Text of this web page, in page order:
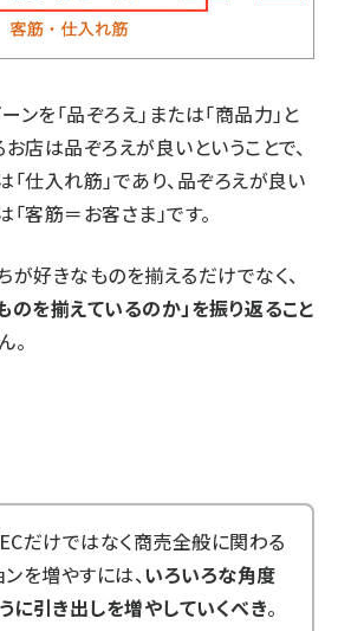
を「品ぞろえ」または「商品力」と
店は品ぞろえが良いということで、
仕入れ筋」であり、品ぞろえが良い
客筋＝お客さま」です。
が好きなものを揃えるだけでなく、
のを揃えているのか」を振り返ること
。
だけではなく商売全般に関わる
を増やすには、いろいろな角度
に引き出しを増やしていくべき。